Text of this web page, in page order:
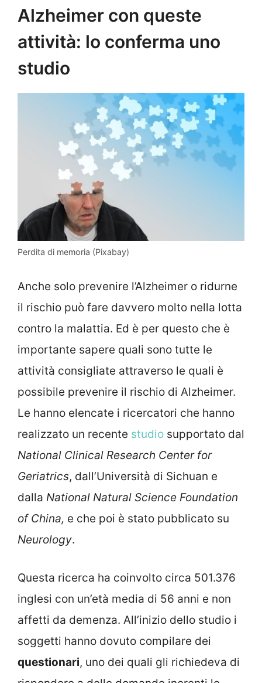
Alzheimer con queste
attività: lo conferma uno
studio
Perdita di memoria (Pixabay)
Anche solo prevenire l’Alzheimer o ridurne
il rischio può fare davvero molto nella lotta
contro la malattia. Ed è per questo che è
importante sapere quali sono tutte le
attività consigliate attraverso le quali è
possibile prevenire il rischio di Alzheimer.
Le hanno elencate i ricercatori che hanno
realizzato un recente studio supportato dal
National Clinical Research Center for
Geriatrics, dall’Università di Sichuan e
dalla National Natural Science Foundation
of China, e che poi è stato pubblicato su
Neurology.
Questa ricerca ha coinvolto circa 501.376
inglesi con un’età media di 56 anni e non
affetti da demenza. All’inizio dello studio i
soggetti hanno dovuto compilare dei
questionari, uno dei quali gli richiedeva di